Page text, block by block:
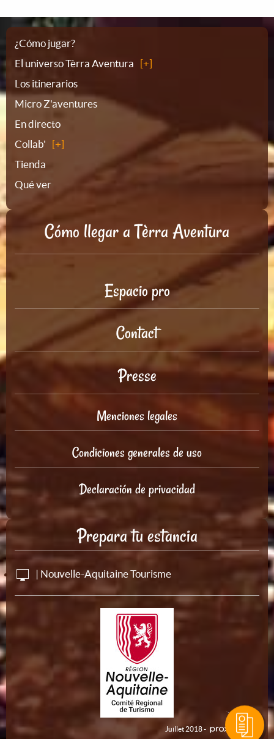
Plano
del
sitio
¿Cómo jugar?
El universo Tèrra Aventura
Los itinerarios
Micro Z'aventures
En directo
Collab'
Tienda
Qué ver
Cómo llegar a Tèrra Aventura
Espacio pro
Contact
Presse
Menciones legales
Condiciones generales de uso
Declaración de privacidad
Prepara tu estancia
| Nouvelle-Aquitaine Tourisme
Juillet 2018 -